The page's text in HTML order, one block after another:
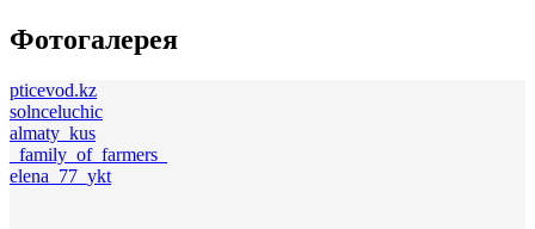
Фотогалерея
pticevod.kz
solnceluchic
almaty_kus
_family_of_farmers_
elena_77_ykt